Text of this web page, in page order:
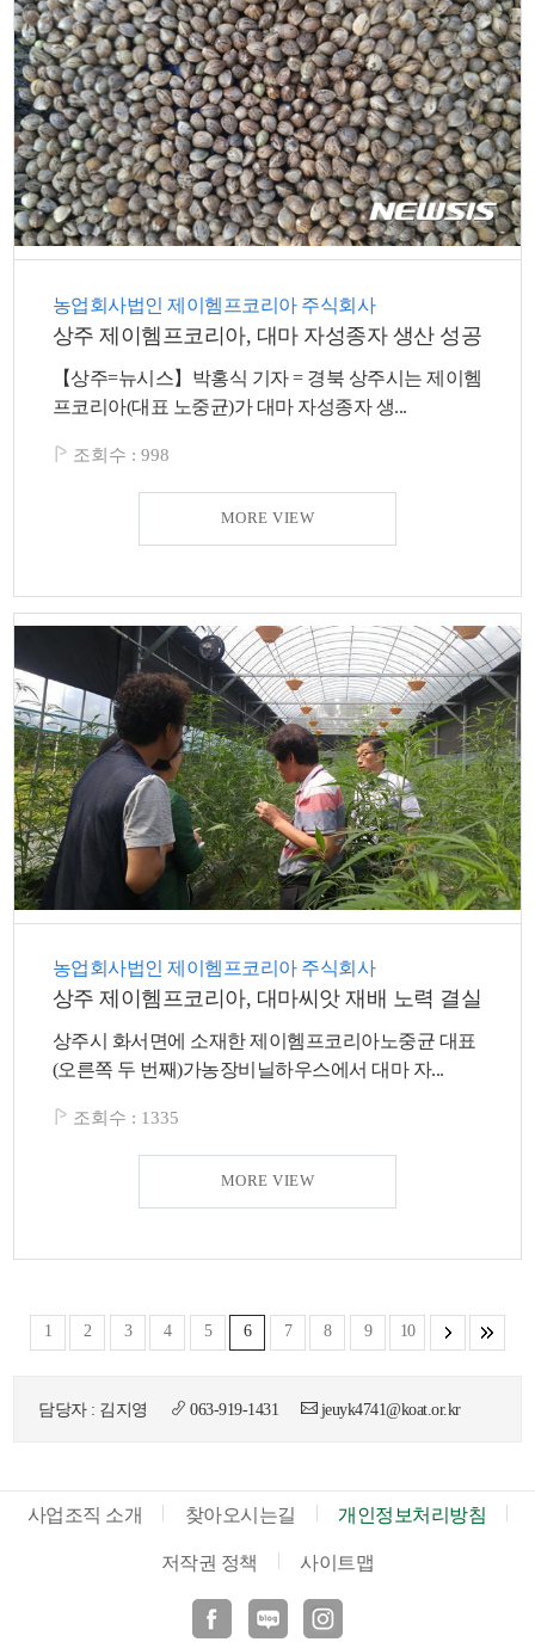
농업회사법인 제이헴프코리아 주식회사
상주 제이헴프코리아, 대마 자성종자 생산 성공
【상주=뉴시스】박홍식 기자 = 경북 상주시는 제이헴
프코리아(대표 노중균)가 대마 자성종자 생...
조회수 : 998
MORE VIEW
농업회사법인 제이헴프코리아 주식회사
상주 제이헴프코리아, 대마씨앗 재배 노력 결실
상주시 화서면에 소재한 제이헴프코리아노중균 대표
(오른쪽 두 번째)가농장비닐하우스에서 대마 자...
조회수 : 1335
MORE VIEW
1 2 3 4 5 6 7 8 9 10
담당자 : 김지영 063-919-1431 jeuyk4741@koat.or.kr
사업조직 소개 찾아오시는길 개인정보처리방침
저작권 정책 사이트맵
인스타